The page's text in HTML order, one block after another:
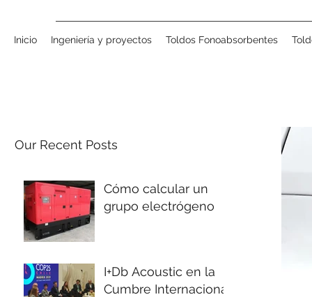
Inicio Ingeniería y proyectos Toldos Fonoabsorbentes
Our Recent Posts
Cómo calcular un
grupo electrógeno
I+Db Acoustic en la
Cumbre Internacional